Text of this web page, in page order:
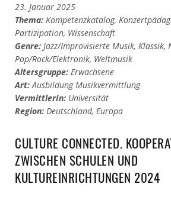
23. Januar 2025
Thema: Kompetenzkatalog,
Partizipation, Wissenschaft
Genre: Jazz/Improvisierte Musik, Klassik,
Pop/Rock/Elektronik, Weltmusik
Altersgruppe: Erwachsene
Art: Ausbildung Musikvermittlung
VermittlerIn: Universität
Region: Deutschland, Europa
CULTURE CONNECTED.
ZWISCHEN SCHULEN UND
KULTUREINRICHTUNGEN 2024